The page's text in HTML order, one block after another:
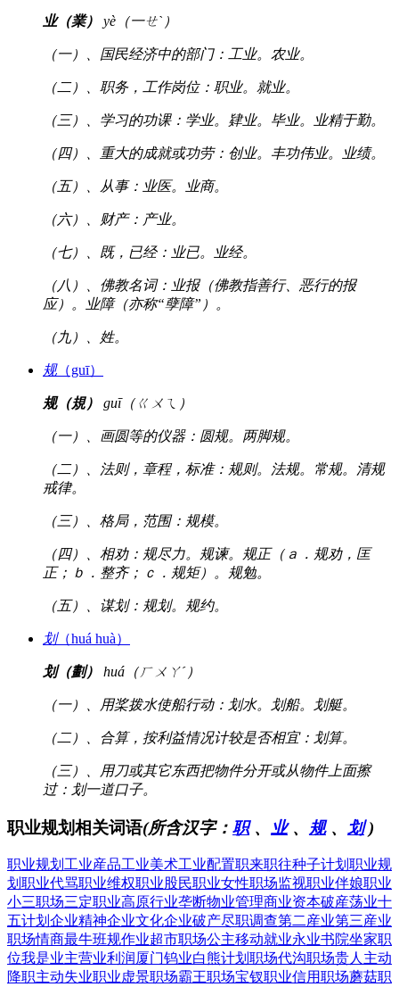
业（業） yè（一ㄝˋ）
（一）、国民经济中的部门：工业。农业。
（二）、职务，工作岗位：职业。就业。
（三）、学习的功课：学业。肄业。毕业。业精于勤。
（四）、重大的成就或功劳：创业。丰功伟业。业绩。
（五）、从事：业医。业商。
（六）、财产：产业。
（七）、既，已经：业已。业经。
（八）、佛教名词：业报（佛教指善行、恶行的报
应）。业障（亦称“孽障”）。
（九）、姓。
规（guī）
规（規） guī（ㄍㄨㄟ）
（一）、画圆等的仪器：圆规。两脚规。
（二）、法则，章程，标准：规则。法规。常规。清规
戒律。
（三）、格局，范围：规模。
（四）、相劝：规尽力。规谏。规正（ａ．规劝，匡
正；ｂ．整齐；ｃ．规矩）。规勉。
（五）、谋划：规划。规约。
划（huá huà）
划（劃） huá（ㄏㄨㄚˊ）
（一）、用桨拨水使船行动：划水。划船。划艇。
（二）、合算，按利益情况计较是否相宜：划算。
（三）、用刀或其它东西把物件分开或从物件上面擦
过：划一道口子。
职业规划相关词语(所含汉字： 职、 业、 规、 划)
职业规划 工业産品工业美术工业配置职来职往种子计划 职业规
划 职业代骂职业维权职业股民职业女性职场监视职业伴娘职业
小三职场三定职业高原行业垄断物业管理商业资本破産荡业十
五计划 企业精神企业文化企业破产尽职调查第二産业第三産业
职场情商最牛班规作业超市职场公主移动就业永业书院坐家职
位我是业主营业利润 厦门钨业白熊计划 职场代沟职场贵人 主动
降职主动失业职业虚景职场霸王职场宝钗职业信用职场蘑菇职